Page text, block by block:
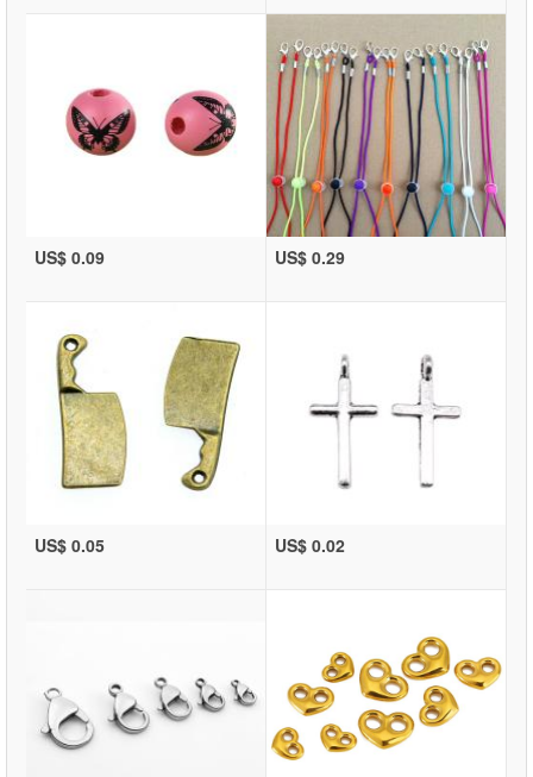
US$ 0.09 US$ 0.29
US$ 0.05 US$ 0.02